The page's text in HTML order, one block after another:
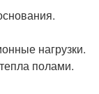
нагрузки.
полами.